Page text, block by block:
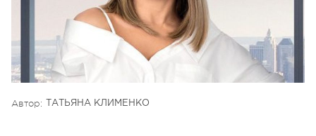
Автор: ТАТЬЯНА КЛИМЕНКО